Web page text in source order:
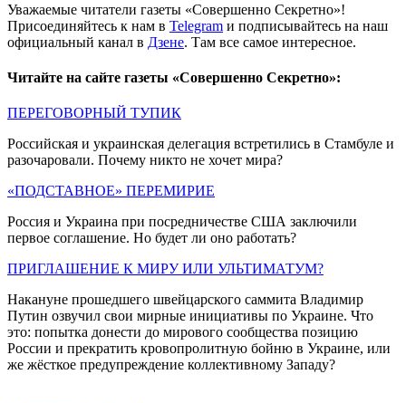
Уважаемые читатели газеты «Совершенно Секретно»!
Присоединяйтесь к нам в Telegram и подписывайтесь на наш
официальный канал в Дзене. Там все самое интересное.
Читайте на сайте газеты «Совершенно Секретно»:
ПЕРЕГОВОРНЫЙ ТУПИК
Российская и украинская делегация встретились в Стамбуле и
разочаровали. Почему никто не хочет мира?
«ПОДСТАВНОЕ» ПЕРЕМИРИЕ
Россия и Украина при посредничестве США заключили
первое соглашение. Но будет ли оно работать?
ПРИГЛАШЕНИЕ К МИРУ ИЛИ УЛЬТИМАТУМ?
Накануне прошедшего швейцарского саммита Владимир
Путин озвучил свои мирные инициативы по Украине. Что
это: попытка донести до мирового сообщества позицию
России и прекратить кровопролитную бойню в Украине, или
же жёсткое предупреждение коллективному Западу?